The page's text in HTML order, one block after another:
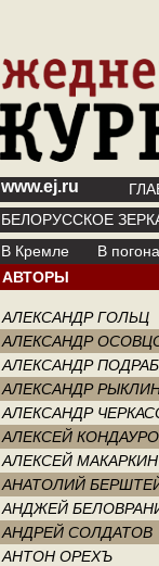
www.ej.ru
БЕЛОРУССКОЕ
В Кремле
В
АВТОРЫ
АЛЕКСАНДР ГОЛЬЦ
АЛЕКСАНДР
АЛЕКСАНДР
АЛЕКСАНДР
АЛЕКСАНДР
АЛЕКСЕЙ
АЛЕКСЕЙ МАКАРКИН
АНАТОЛИЙ
АНДЖЕЙ
АНДРЕЙ СОЛДАТОВ
АНТОН ОРЕХЪ